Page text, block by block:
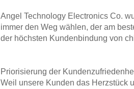
Angel Technology Electronics Co.
immer den Weg wählen, der am
der höchsten Kundenbindung von
Priorisierung der
Weil unsere Kunden das Herzstück